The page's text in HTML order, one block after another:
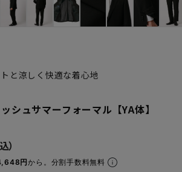
と涼しく快適な着心地
シュサマーフォーマル【YA体】
円から。分割手数料無料